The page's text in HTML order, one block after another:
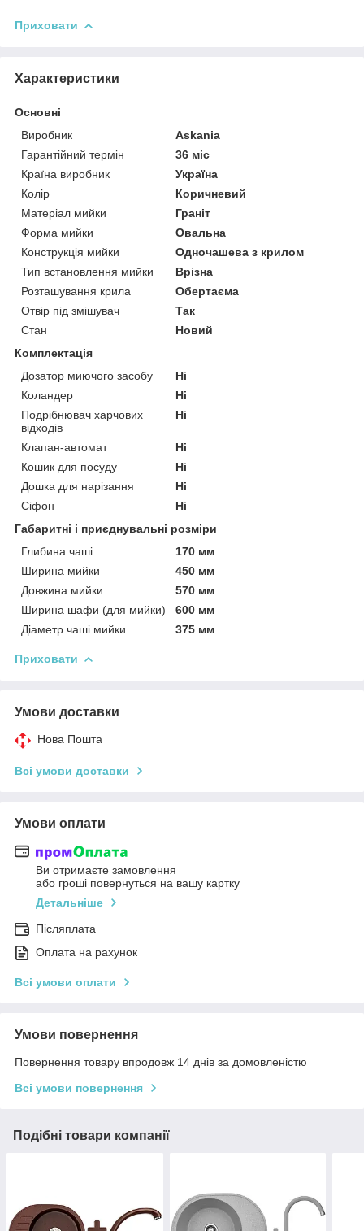
Приховати
Характеристики
Основні
Виробник
Askania
Гарантійний термін
36 міс
Країна виробник
Україна
Колір
Коричневий
Матеріал мийки
Граніт
Форма мийки
Овальна
Конструкція мийки
Одночашева з крилом
Тип встановлення мийки
Врізна
Розташування крила
Обертаєма
Отвір під змішувач
Так
Стан
Новий
Комплектація
Дозатор миючого засобу
Ні
Коландер
Ні
Подрібнювач харчових
відходів
Ні
Клапан-автомат
Ні
Кошик для посуду
Ні
Дошка для нарізання
Ні
Сіфон
Ні
Габаритні і приєднувальні розміри
Глибина чаші
170 мм
Ширина мийки
450 мм
Довжина мийки
570 мм
Ширина шафи (для мийки)
600 мм
Діаметр чаші мийки
375 мм
Приховати
Умови доставки
Нова Пошта
Всі умови доставки
Умови оплати
Ви отримаєте замовлення
або гроші повернуться на вашу картку
Детальніше
Післяплата
Оплата на рахунок
Всі умови оплати
Умови повернення
Повернення товару впродовж 14 днів за домовленістю
Всі умови повернення
Подібні товари компанії